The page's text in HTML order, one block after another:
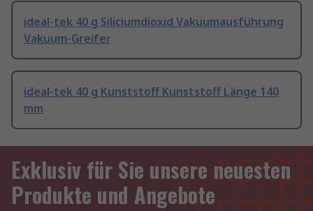
ideal-tek 40 g Siliciumdioxid Vakuumausführung
Vakuum-Greifer
ideal-tek 40 g Kunststoff Kunststoff Länge 140
mm
Exklusiv für Sie unsere neuesten
Produkte und Angebote